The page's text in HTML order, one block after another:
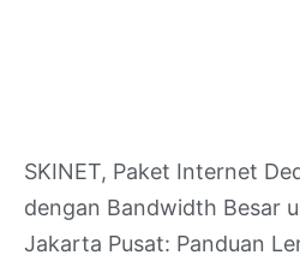
SKINET, Paket Internet
dengan Bandwidth Besar
Jakarta Pusat: Panduan